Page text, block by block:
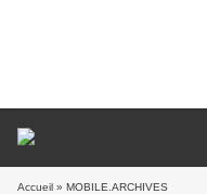
Accueil » MOBILE.ARCHIVES